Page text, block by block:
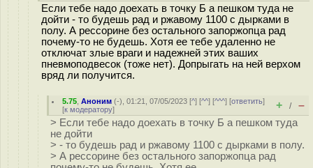
Если тебе надо доехать в точку Б а пешком туда не
дойти - то будешь рад и ржавому 1100 с дырками в
полу. А рессорине без остального запоржoпца рад
почему-то не будешь. Хотя ее тебе удаленно не
отключат злые враги и надежней этих ваших
пневмоподвесок (тоже нет). Допрыгать на ней верхом
вряд ли получится.
5.75 ,Аноним (-), 01:21, 07/05/2023 [^] [^^] [^^^] [ответить]
[к модератору] + / –
> Если тебе надо доехать в точку Б а пешком туда
не дойти
> - то будешь рад и ржавому 1100 с дырками в полу.
> А рессорине без остального запоржoпца рад